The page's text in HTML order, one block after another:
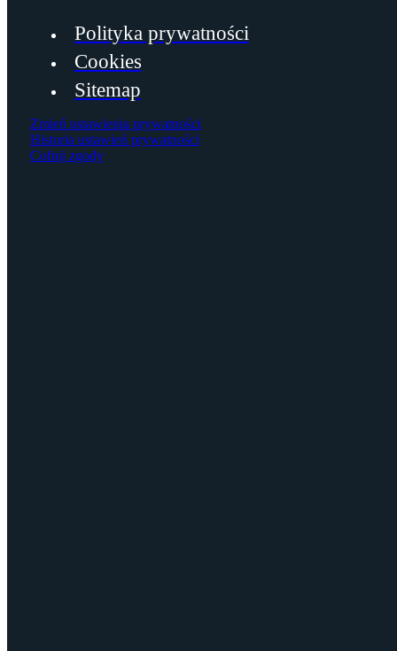
Polityka prywatności
Cookies
Sitemap
Zmień ustawienia prywatności
Historia ustawień prywatności
Cofnij zgody